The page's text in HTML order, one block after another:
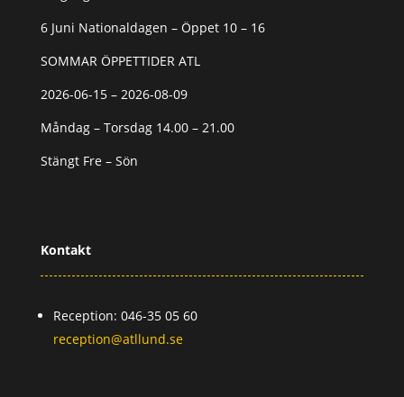
6 Juni Nationaldagen – Öppet 10 – 16
SOMMAR ÖPPETTIDER ATL
2026-06-15 – 2026-08-09
Måndag – Torsdag 14.00 – 21.00
Stängt Fre – Sön
Kontakt
Reception: 046-35 05 60
reception@atllund.se